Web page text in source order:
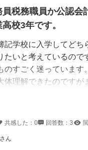
員税務職員か公認会
校3年です。
記学校に入学してどち
たいと考えているので
のすごく迷っています
体理解できたのですが
日など、それぞれの良
勉強せずにきてしまっ
た一般教養や文章を読
いるんです….なのでそ
共感した： 0 回答数： 3
ん